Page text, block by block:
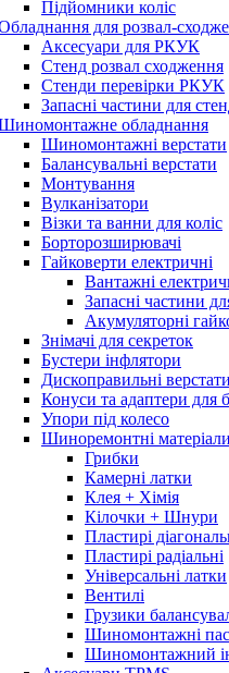
Підйомники коліс
для розвал-
Аксесуари для РКУК
Стенд розвал сходження
Стенди перевірки РКУК
Запасні частини для
обладнання
Шиномонтажні верстати
Балансувальні верстати
Монтування
Вулканізатори
Візки та ванни для коліс
Борторозширювачі
Гайковерти електричні
Вантажні
Запасні частини
Акумуляторні
Знімачі для секреток
Бустери інфлятори
Дископравильні верстати
Конуси та адаптери для
Упори під колесо
Шиноремонтні матеріали
Грибки
Камерні латки
Клея + Хімія
Кілочки + Шнури
Пластирі
Пластирі радіальні
Універсальні латки
Вентилі
Грузики
Шиномонтажні
Шиномонтажний